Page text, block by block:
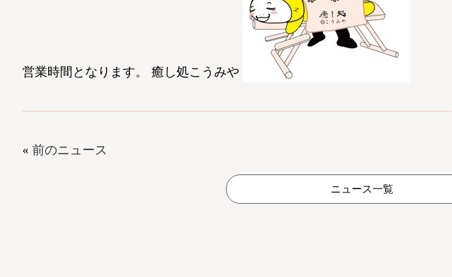
営業時間となります。 癒し処こうみや
« 前のニュース
ニュース一覧